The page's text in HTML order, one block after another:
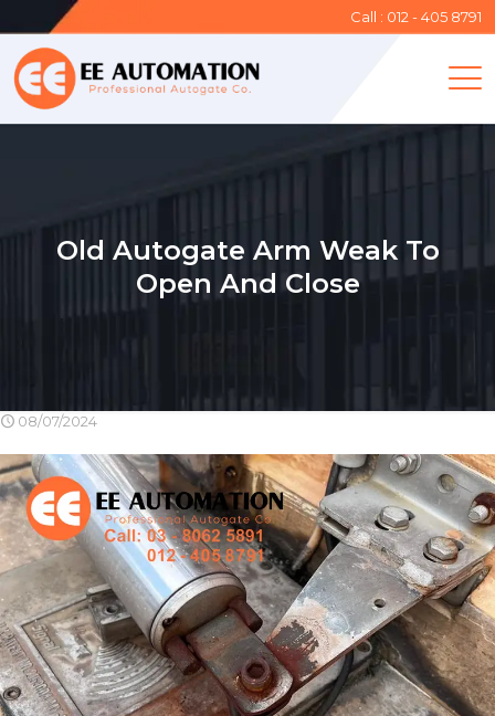
Call : 012 - 405 8791
Old Autogate Arm Weak To
Open And Close
08/07/2024